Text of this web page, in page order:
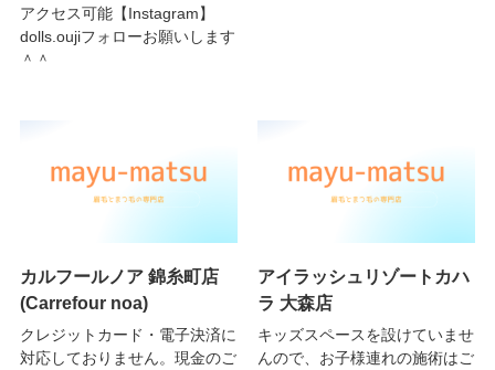
アクセス可能【Instagram】
dolls.oujiフォローお願いします
＾＾
カルフールノア 錦糸町店
(Carrefour noa)
クレジットカード・電子決済に
対応しておりません。現金のご
アイラッシュリゾートカハ
ラ 大森店
キッズスペースを設けていませ
んので、お子様連れの施術はご